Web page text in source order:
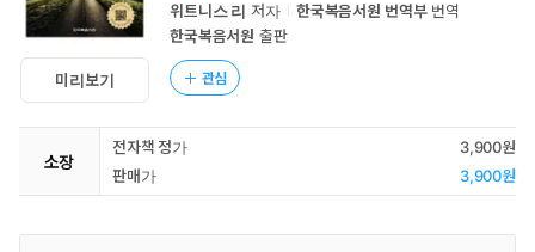
미리보기
위트니스 리 저자 한국복음서원 번역부번역
한국복음서원 출판
관심
소장
전자책 정가
3,900원
판매가
3,900원